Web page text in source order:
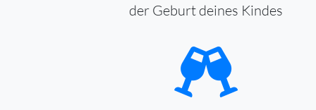
der Geburt deines Kindes